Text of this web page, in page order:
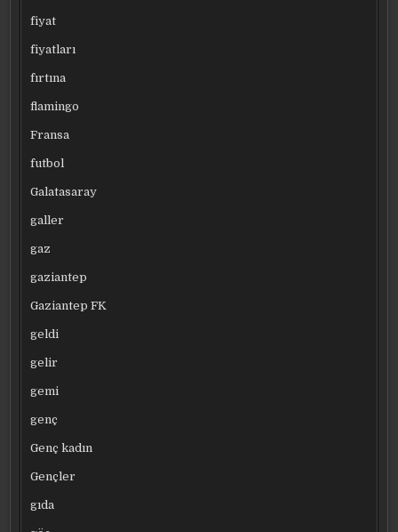
fiyat
fiyatları
fırtına
flamingo
Fransa
futbol
Galatasaray
galler
gaz
gaziantep
Gaziantep FK
geldi
gelir
gemi
genç
Genç kadın
Gençler
gıda